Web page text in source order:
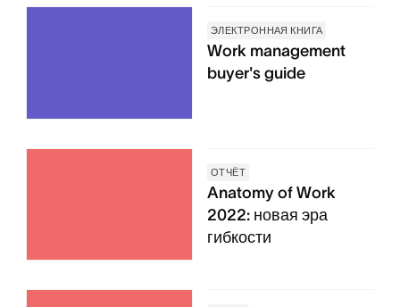
ЭЛЕКТРОННАЯ КНИГА
Work management
buyer's guide
ОТЧЁТ
Anatomy of Work
2022: новая эра
гибкости